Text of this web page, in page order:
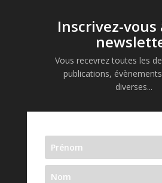
Inscrivez-
Vous recevrez toutes les
publications,
diverses...